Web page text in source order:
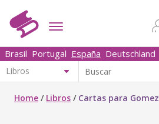
Brasil Portugal España Deutschland
Home / Libros / Cartas para Gomez